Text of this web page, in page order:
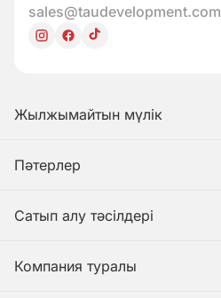
sales@taudevelopment.com
Жылжымайтын мүлік
Пәтерлер
Сатып алу тәсілдері
Компания туралы